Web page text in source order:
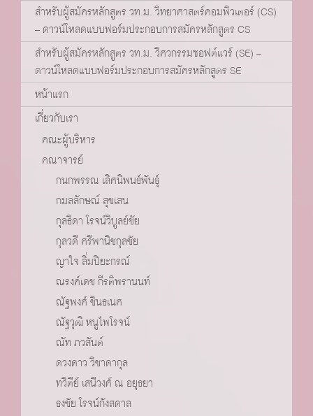
สำหรับผู้สมัครหลักสูตร วท.ม. วิทยาศาสตร์คอมพิวเตอร์ (CS)
– ดาวน์โหลดแบบฟอร์มประกอบการสมัครหลักสูตร CS
สำหรับผู้สมัครหลักสูตร วท.ม. วิศวกรรมซอฟต์แวร์ (SE) –
ดาวน์โหลดแบบฟอร์มประกอบการสมัครหลักสูตร SE
หน้าแรก
เกี่ยวกับเรา
คณะผู้บริหาร
คณาจารย์
กนกพรรณ เลิศนิพนธ์พันธุ์
กมลลักษณ์ สุขเสน
กุลธิดา โรจน์วิบูลย์ชัย
กุลวดี ศรีพานิชกุลชัย
ญาใจ ลิ่มปิยะกรณ์
ณรงค์เดช กีรติพรานนท์
ณัฐพงศ์ ชินธเนศ
ณัฐวุฒิ หนูไพโรจน์
ณัท ภวสันต์
ดวงดาว วิชาดากุล
ทวิตีย์ เสนีวงศ์ ณ อยุธยา
ธงชัย โรจน์กังสดาล